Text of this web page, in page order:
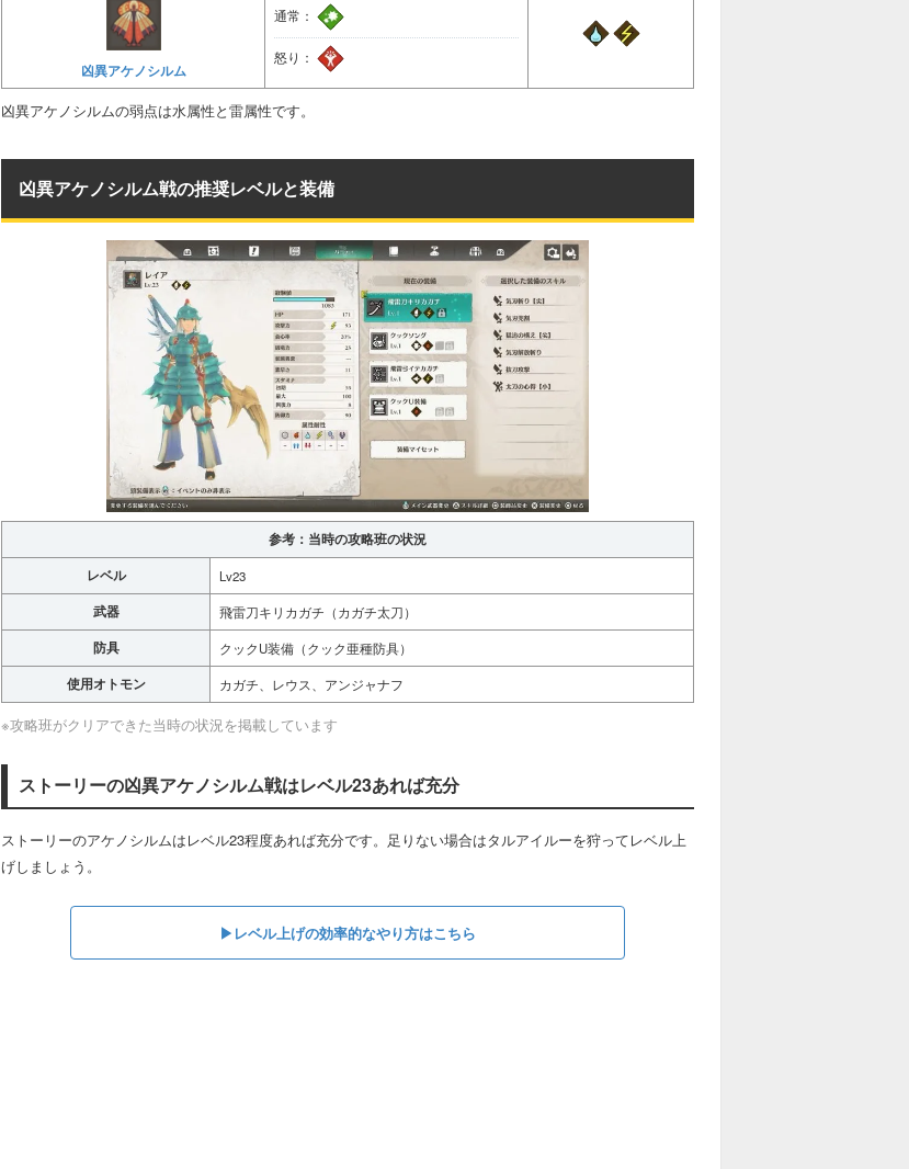
凶異アケノシルム
通常：
怒り：
凶異アケノシルムの弱点は水属性と雷属性です。
凶異アケノシルム戦の推奨レベルと装備
参考：当時の攻略班の状況
レベル
Lv23
武器 飛雷刀キリカガチ（カガチ太刀）
防具 クックU装備（クック亜種防具）
使用オトモン カガチ、レウス、アンジャナフ
※攻略班がクリアできた当時の状況を掲載しています
ストーリーの凶異アケノシルム戦はレベル23あれば充分
ストーリーのアケノシルムはレベル23程度あれば充分です。足りない場合はタルアイルーを狩ってレベル上
げしましょう。
▶︎レベル上げの効率的なやり方はこちら